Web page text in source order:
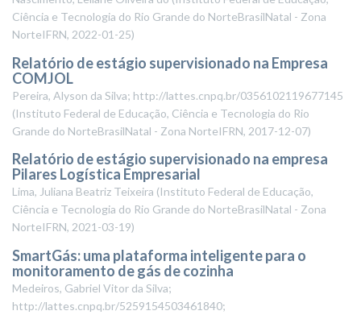
Ciência e Tecnologia do Rio Grande do NorteBrasilNatal - Zona
NorteIFRN, 2022-01-25)
Relatório de estágio supervisionado na Empresa
COMJOL
Pereira, Alyson da Silva; http://lattes.cnpq.br/0356102119677145
(Instituto Federal de Educação, Ciência e Tecnologia do Rio
Grande do NorteBrasilNatal - Zona NorteIFRN, 2017-12-07)
Relatório de estágio supervisionado na empresa
Pilares Logística Empresarial
Lima, Juliana Beatriz Teixeira (Instituto Federal de Educação,
Ciência e Tecnologia do Rio Grande do NorteBrasilNatal - Zona
NorteIFRN, 2021-03-19)
SmartGás: uma plataforma inteligente para o
monitoramento de gás de cozinha
Medeiros, Gabriel Vitor da Silva;
http://lattes.cnpq.br/5259154503461840;